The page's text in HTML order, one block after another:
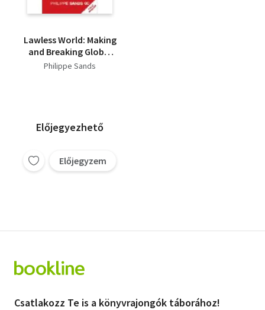
Lawless World: Making
and Breaking Global
Rules
Philippe Sands
Előjegyezhető
Előjegyzem
Csatlakozz Te is a könyvrajongók táborához!